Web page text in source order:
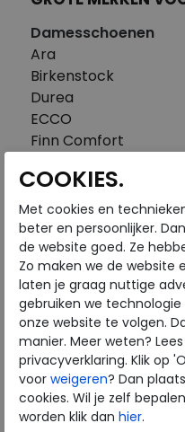
Damesschoenen
Ara
Birkenstock
Durea
ECCO
Finn Comfort
Gabor
Piedi Nudi
Pikolinos
Solidus
Think
Waldlaufer
Westland
Wolky
Herenschoenen
Australian
Birkenstock
Clarks
COOKIES.
Met cookies en
beter en persoonlijker.
de website goed. Ze
Zo maken we de website
laten je graag nuttige
gebruiken we
onze website te volgen.
manier. Meer weten? Lees
privacyverklaring. Klik op
voor weigeren? Dan
cookies. Wil je zelf
worden klik dan hier.